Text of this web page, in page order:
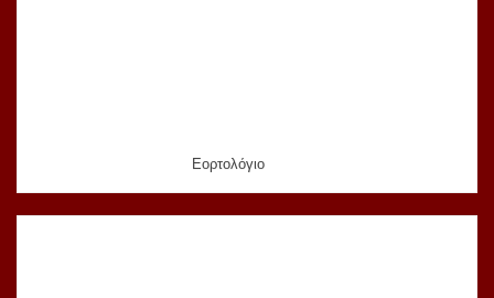
Εορτολόγιο